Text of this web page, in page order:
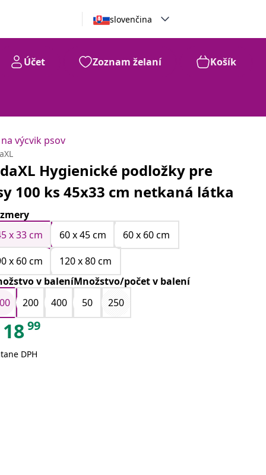
slovenčina
Účet Zoznam želaní Košík
výcvik psov
Hygienické podložky pre
100 ks 45x33 cm netkaná látka
x 33 cm
60 x 45 cm
60 x 60 cm
x 60 cm
120 x 80 cm
v baleníMnožstvo/počet v balení
200 400 50 250
1899
DPH